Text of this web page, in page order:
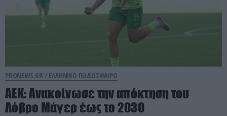
PRONEWS.GR / ΕΛΛΗΝΙΚΟ ΠΟΔΟΣΦΑΙΡΟ
ΑΕΚ: Ανακοίνωσε την απόκτηση του
Λόβρο Μάγερ έως το 2030